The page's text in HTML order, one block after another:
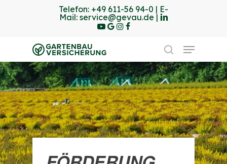
content
Telefon: +49 611-56 94-0 | E-
Mail: service@gevau.de | linkedin
youtube
google-
plus
instagram
Facebook
search
Menu